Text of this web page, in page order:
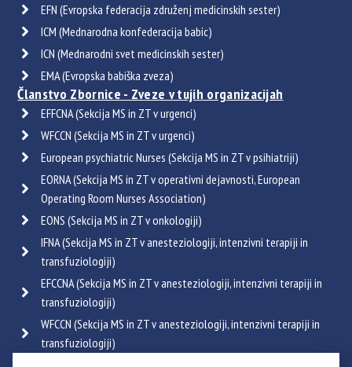
EFN (Evropska federacija združenj medicinskih sester)
ICM (Mednarodna konfederacija babic)
ICN (Mednarodni svet medicinskih sester)
EMA (Evropska babiška zveza)
Članstvo Zbornice - Zveze v tujih organizacijah
EFFCNA (Sekcija MS in ZT v urgenci)
WFCCN (Sekcija MS in ZT v urgenci)
European psychiatric Nurses (Sekcija MS in ZT v psihiatriji)
EORNA (Sekcija MS in ZT v operativni dejavnosti, European
Operating Room Nurses Association)
EONS (Sekcija MS in ZT v onkologiji)
IFNA (Sekcija MS in ZT v anesteziologiji, intenzivni terapiji in
transfuziologiji)
EFCCNA (Sekcija MS in ZT v anesteziologiji, intenzivni terapiji in
transfuziologiji)
WFCCN (Sekcija MS in ZT v anesteziologiji, intenzivni terapiji in
transfuziologiji)